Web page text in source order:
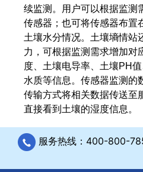
续监测。用户可以根据监测
传感器；也可将传感器布置
土壤水分情况。土壤墒情站
力，可根据监测需求增加对
度、土壤电导率、土壤PH
水质等信息。传感器监测的
传输方式将相关数据传送至
直接看到土壤的湿度信息。
服务热线：400-800-